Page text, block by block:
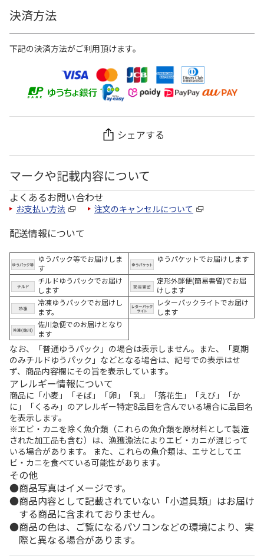
決済方法
下記の決済方法がご利用頂けます。
シェアする
マークや記載内容について
よくあるお問い合わせ
お支払い方法 注文のキャンセルについて
配送情報について
ゆうパック等でお届けしま
す
ゆうパケットでお届けします
チルドゆうパックでお届け
します
定形外郵便(簡易書留)でお届
けします
冷凍ゆうパックでお届けし
ます。
レターパックライトでお届け
します
佐川急便でのお届けとなり
ます
なお、「普通ゆうパック」の場合は表示しません。また、「夏期
のみチルドゆうパック」などとなる場合は、記号での表示はせ
ず、商品内容欄にその旨を表示しています。
アレルギー情報について
商品に「小麦」「そば」「卵」「乳」「落花生」「えび」「か
に」「くるみ」のアレルギー特定8品目を含んでいる場合に品目名
を表示します。
※エビ・カニを除く魚介類（これらの魚介類を原材料として製造
された加工品も含む）は、漁獲漁法によりエビ・カニが混じって
いる場合があります。 また、これらの魚介類は、エサとしてエ
ビ・カニを食べている可能性があります。
その他
商品写真はイメージです。
商品内容として記載されていない「小道具類」はお届け
する商品に含まれておりません。
商品の色は、ご覧になるパソコンなどの環境により、実
際と異なる場合があります。